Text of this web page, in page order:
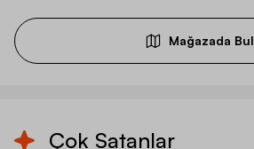
Mağazada Bul
Çok Satanlar